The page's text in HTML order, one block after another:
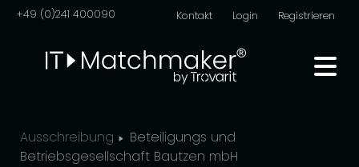
+49 (0)241 400090 Kontakt Login Registrieren
Ausschreibung
Beteiligungs und
Betriebsgesellschaft Bautzen mbH